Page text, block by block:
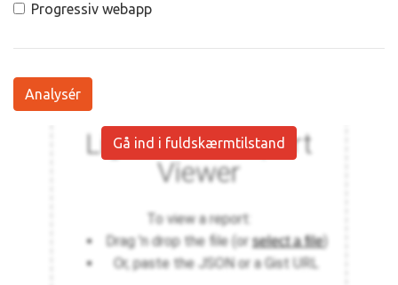
Progressiv webapp
Analysér
Gå ind i fuldskærmtilstand